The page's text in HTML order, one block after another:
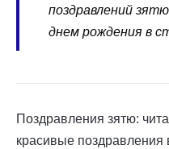
поздравлений
днем рождения в
Поздравления зятю:
красивые поздравления